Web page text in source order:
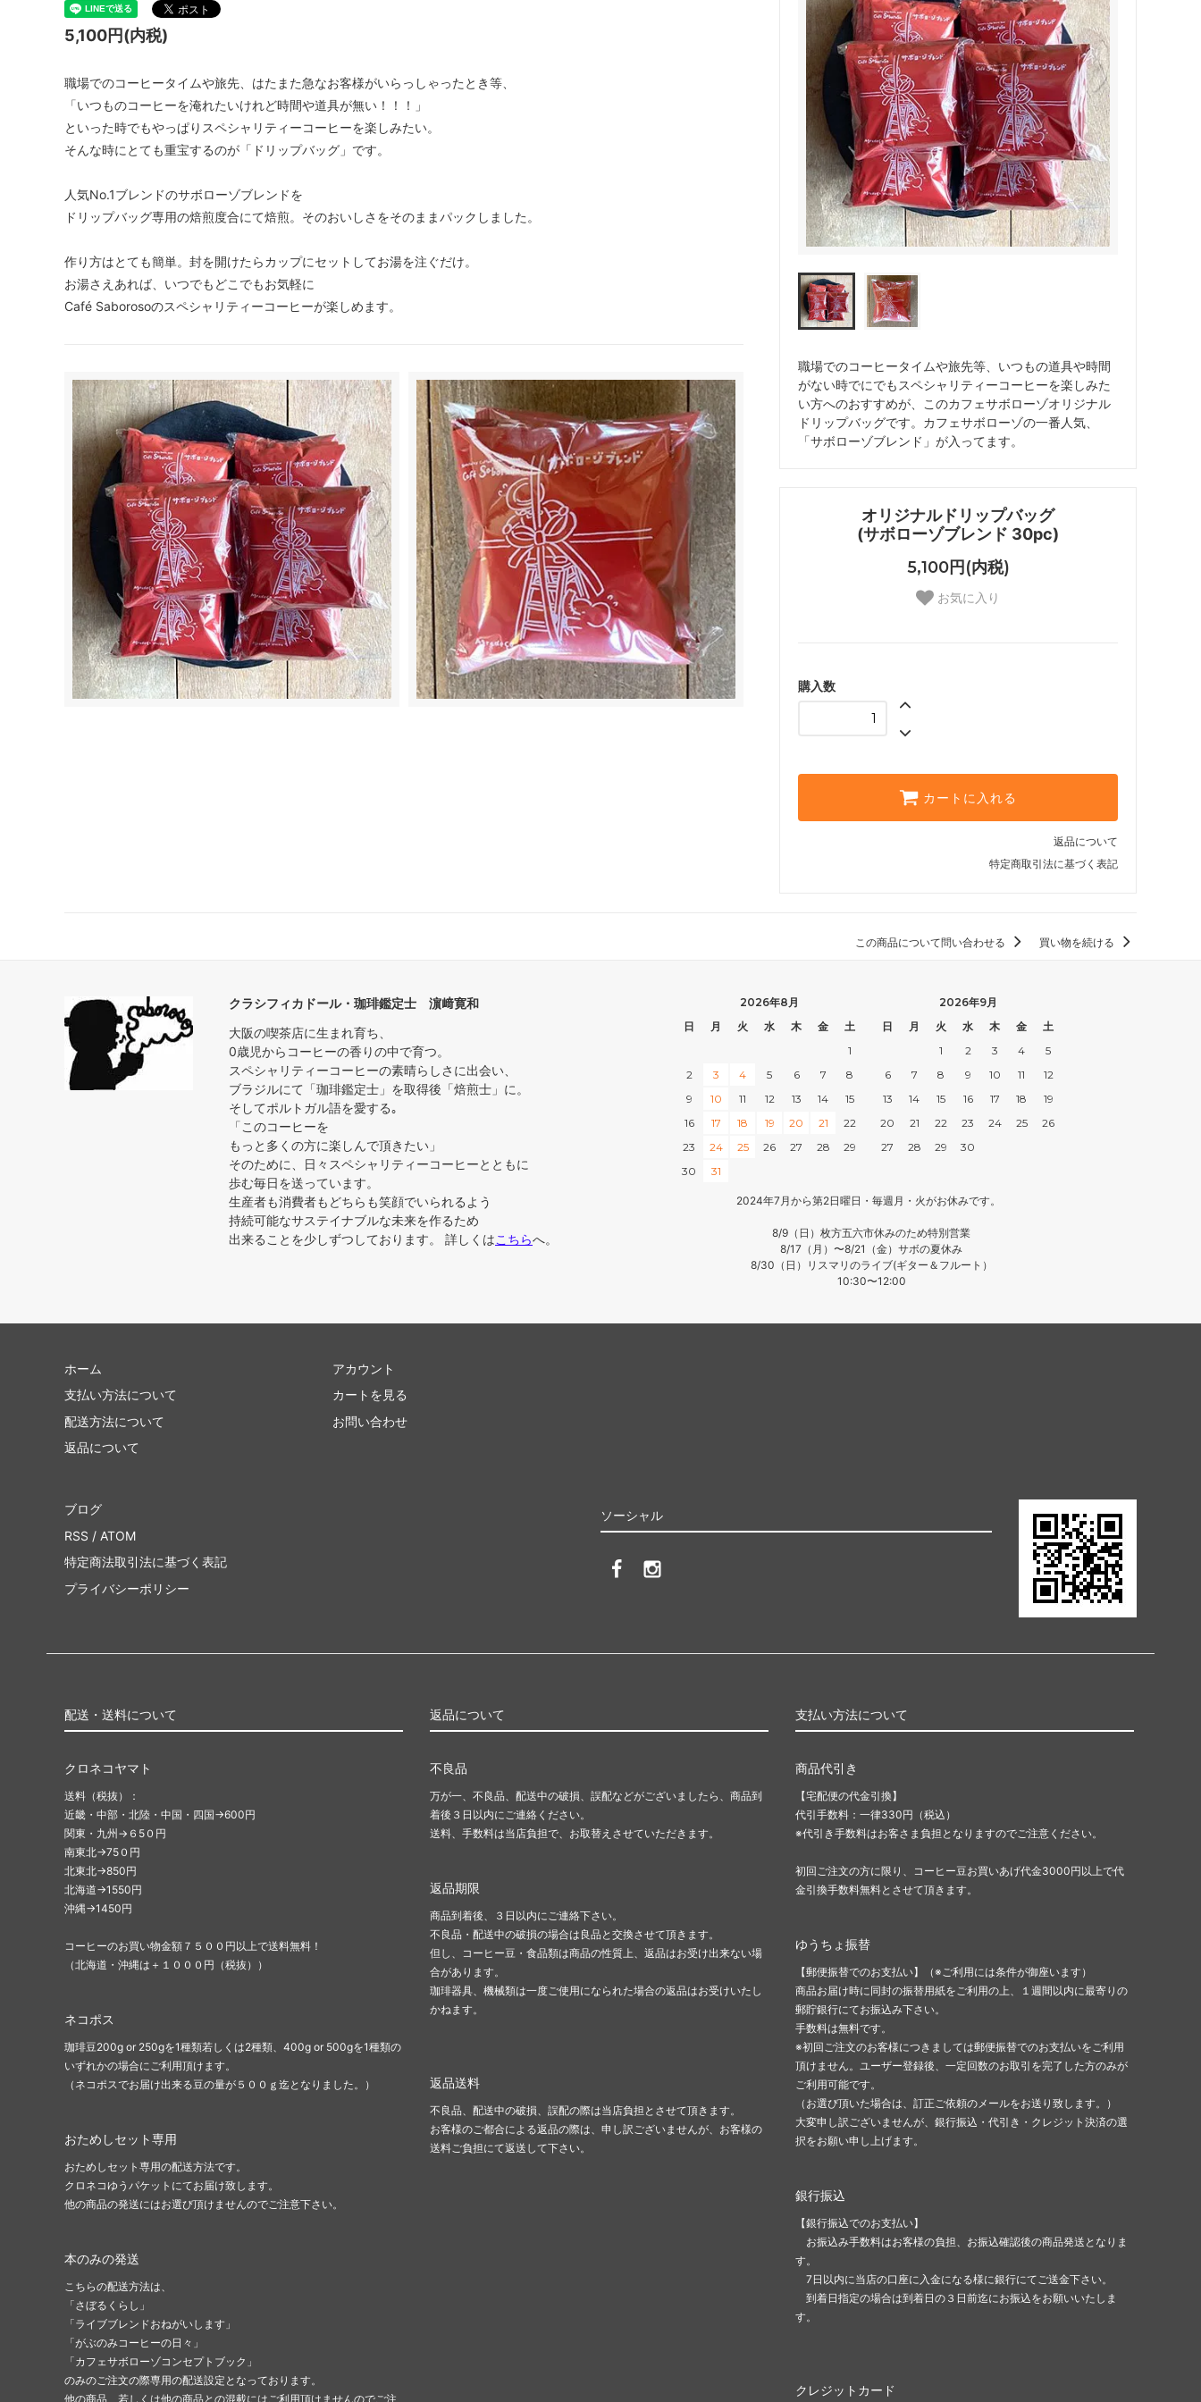
職場でのコーヒータイムや旅先等、いつもの道具や時間
がない時でにでもスペシャリティーコーヒーを楽しみた
い方へのおすすめが、このカフェサボローゾオリジナル
ドリップバッグです。カフェサボローゾの一番人気、
「サボローゾブレンド」が入ってます。
オリジナルドリップバッグ
(サボローゾブレンド 30pc)
5,100円(内税)
お気に入り
購入数
カートに入れる
返品について
特定商取引法に基づく表記
5,100円(内税)
職場でのコーヒータイムや旅先、はたまた急なお客様がいらっしゃったとき等、
「いつものコーヒーを淹れたいけれど時間や道具が無い！！！」
といった時でもやっぱりスペシャリティーコーヒーを楽しみたい。
そんな時にとても重宝するのが「ドリップバッグ」です。
人気No.1ブレンドのサボローゾブレンドを
ドリップバッグ専用の焙煎度合にて焙煎。そのおいしさをそのままパックしました。
作り方はとても簡単。封を開けたらカップにセットしてお湯を注ぐだけ。
お湯さえあれば、いつでもどこでもお気軽に
Café Saborosoのスペシャリティーコーヒーが楽しめます。
この商品について問い合わせる 買い物を続ける
クラシフィカドール・珈琲鑑定士 濵﨑寛和
大阪の喫茶店に生まれ育ち、
0歳児からコーヒーの香りの中で育つ。
スペシャリティーコーヒーの素晴らしさに出会い、
ブラジルにて「珈琲鑑定士」を取得後「焙煎士」に。
そしてポルトガル語を愛する｡
「このコーヒーを
もっと多くの方に楽しんで頂きたい」
そのために、日々スペシャリティーコーヒーとともに
歩む毎日を送っています。
生産者も消費者もどちらも笑顔でいられるよう
持続可能なサステイナブルな未来を作るため
出来ることを少しずつしております。 詳しくはこちらへ。
2026年8月
日
月 火 水 木 金
土
1
2
3 4 5 6 7
8
9
10 11 12 13 14
15
16
17 18 19 20 21
22
23
24 25 26 27 28
29
30
31
2026年9月
日
月 火 水 木 金
土
1
2 3 4
5
6
7 8 9 10 11
12
13
14 15 16 17 18
19
20
21 22 23 24 25
26
27
28 29 30
2024年7月から第2日曜日・毎週月・火がお休みです。
8/9（日）枚方五六市休みのため特別営業
8/17（月）〜8/21（金）サボの夏休み
8/30（日）リスマリのライブ(ギター＆フルート）
10:30〜12:00
ホーム
支払い方法について
配送方法について
返品について
アカウント
カートを見る
お問い合わせ
ソーシャル
ブログ
RSS / ATOM
特定商法取引法に基づく表記
プライバシーポリシー
配送・送料について
クロネコヤマト
送料（税抜）：
近畿・中部・北陸・中国・四国→600円
関東・九州→６5０円
南東北→75０円
北東北→850円
北海道→1550円
沖縄→1450円
コーヒーのお買い物金額７５００円以上で送料無料！
（北海道・沖縄は＋１０００円（税抜））
ネコポス
珈琲豆200g or 250gを1種類若しくは2種類、400g or 500gを1種類の
いずれかの場合にご利用頂けます。
（ネコポスでお届け出来る豆の量が５００ｇ迄となりました。）
おためしセット専用
おためしセット専用の配送方法です。
クロネコゆうパケットにてお届け致します。
他の商品の発送にはお選び頂けませんのでご注意下さい。
本のみの発送
こちらの配送方法は、
「さぼるくらし」
「ライブブレンドおねがいします」
「がぶのみコーヒーの日々」
「カフェサボローゾコンセプトブック」
のみのご注文の際専用の配送設定となっております。
他の商品、若しくは他の商品との混載にはご利用頂けませんのでご注
返品について
不良品
万が一、不良品、配送中の破損、誤配などがございましたら、商品到
着後３日以内にご連絡ください。
送料、手数料は当店負担で、お取替えさせていただきます。
返品期限
商品到着後、３日以内にご連絡下さい。
不良品・配送中の破損の場合は良品と交換させて頂きます。
但し、コーヒー豆・食品類は商品の性質上、返品はお受け出来ない場
合があります。
珈琲器具、機械類は一度ご使用になられた場合の返品はお受けいたし
かねます。
返品送料
不良品、配送中の破損、誤配の際は当店負担とさせて頂きます。
お客様のご都合による返品の際は、申し訳ございませんが、お客様の
送料ご負担にて返送して下さい。
支払い方法について
商品代引き
【宅配便の代金引換】
代引手数料：一律330円（税込）
※代引き手数料はお客さま負担となりますのでご注意ください。
初回ご注文の方に限り、コーヒー豆お買いあげ代金3000円以上で代
金引換手数料無料とさせて頂きます。
ゆうちょ振替
【郵便振替でのお支払い】（※ご利用には条件が御座います）
商品お届け時に同封の振替用紙をご利用の上、１週間以内に最寄りの
郵貯銀行にてお振込み下さい。
手数料は無料です。
※初回ご注文のお客様につきましては郵便振替でのお支払いをご利用
頂けません。ユーザー登録後、一定回数のお取引を完了した方のみが
ご利用可能です。
（お選び頂いた場合は、訂正ご依頼のメールをお送り致します。）
大変申し訳ございませんが、銀行振込・代引き・クレジット決済の選
択をお願い申し上げます。
銀行振込
【銀行振込でのお支払い】
お振込み手数料はお客様の負担、お振込確認後の商品発送となりま
す。
7日以内に当店の口座に入金になる様に銀行にてご送金下さい。
到着日指定の場合は到着日の３日前迄にお振込をお願いいたしま
す。
クレジットカード